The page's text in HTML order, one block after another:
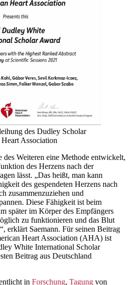
des Dudley Scholar
Association
Weiteren eine Methode entwickelt,
des Herzens nach der
lässt. „Das heißt, man kann
des gespendeten Herzens nach
zusammenzuziehen und
Diese Fähigkeit ist beim
später im Körper des Empfängers
zu funktionieren und das Blut
erklärt Saemann. Für seinen Beitrag
Heart Association (AHA) ist
White International Scholar
Beitrag aus Deutschland
in Forschung, Tagung von